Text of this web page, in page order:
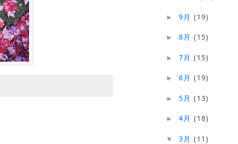
► 9月(19)
► 8月(15)
► 7月(15)
► 6月(19)
► 5月(13)
► 4月(18)
▼ 3月(11)